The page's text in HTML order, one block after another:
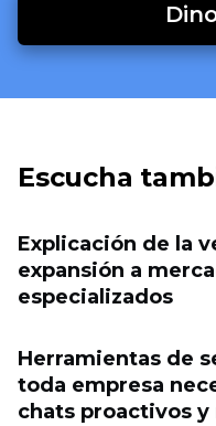
Escucha
Explicación de la
expansión a
especializados
Herramientas de
toda empresa
chats proactivos y